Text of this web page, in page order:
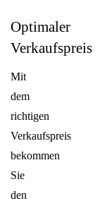
Optimaler
Verkaufspreis
Mit
dem
richtigen
Verkaufspreis
bekommen
Sie
den